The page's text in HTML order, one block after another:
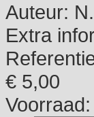
Auteur:
Extra
€ 5,00